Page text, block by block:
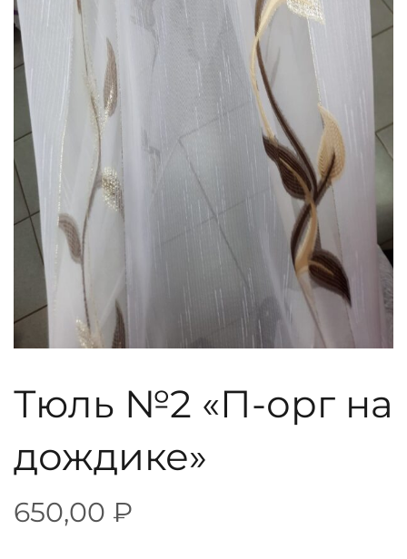
Тюль №2 «П-орг на
дождике»
650,00 ₽